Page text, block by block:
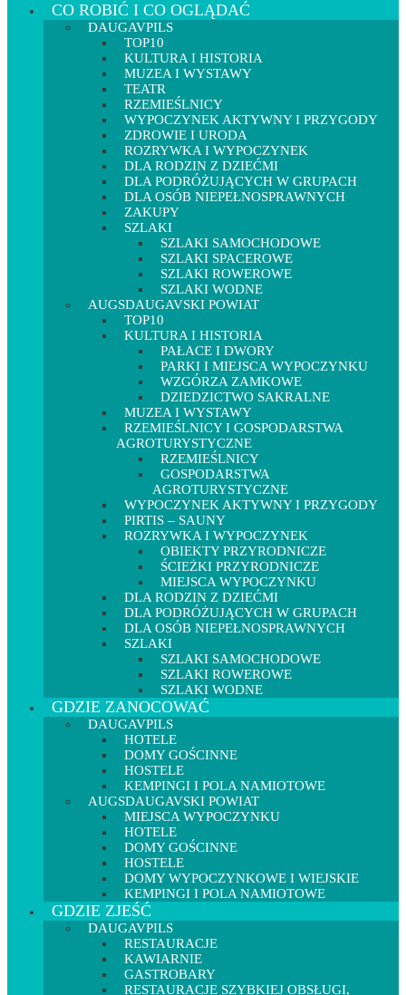
CO ROBIĆ I CO OGLĄDAĆ
DAUGAVPILS
TOP10
KULTURA I HISTORIA
MUZEA I WYSTAWY
TEATR
RZEMIEŚLNICY
WYPOCZYNEK AKTYWNY I PRZYGODY
ZDROWIE I URODA
ROZRYWKA I WYPOCZYNEK
DLA RODZIN Z DZIEĆMI
DLA PODRÓŻUJĄCYCH W GRUPACH
DLA OSÓB NIEPEŁNOSPRAWNYCH
ZAKUPY
SZLAKI
SZLAKI SAMOCHODOWE
SZLAKI SPACEROWE
SZLAKI ROWEROWE
SZLAKI WODNE
AUGSDAUGAVSKI POWIAT
TOP10
KULTURA I HISTORIA
PAŁACE I DWORY
PARKI I MIEJSCA WYPOCZYNKU
WZGÓRZA ZAMKOWE
DZIEDZICTWO SAKRALNE
MUZEA I WYSTAWY
RZEMIEŚLNICY I GOSPODARSTWA
AGROTURYSTYCZNE
RZEMIEŚLNICY
GOSPODARSTWA
AGROTURYSTYCZNE
WYPOCZYNEK AKTYWNY I PRZYGODY
PIRTIS – SAUNY
ROZRYWKA I WYPOCZYNEK
OBIEKTY PRZYRODNICZE
ŚCIEŻKI PRZYRODNICZE
MIEJSCA WYPOCZYNKU
DLA RODZIN Z DZIEĆMI
DLA PODRÓŻUJĄCYCH W GRUPACH
DLA OSÓB NIEPEŁNOSPRAWNYCH
SZLAKI
SZLAKI SAMOCHODOWE
SZLAKI ROWEROWE
SZLAKI WODNE
GDZIE ZANOCOWAĆ
DAUGAVPILS
HOTELE
DOMY GOŚCINNE
HOSTELE
KEMPINGI I POLA NAMIOTOWE
AUGSDAUGAVSKI POWIAT
MIEJSCA WYPOCZYNKU
HOTELE
DOMY GOŚCINNE
HOSTELE
DOMY WYPOCZYNKOWE I WIEJSKIE
KEMPINGI I POLA NAMIOTOWE
GDZIE ZJEŚĆ
DAUGAVPILS
RESTAURACJE
KAWIARNIE
GASTROBARY
RESTAURACJE SZYBKIEJ OBSŁUGI,